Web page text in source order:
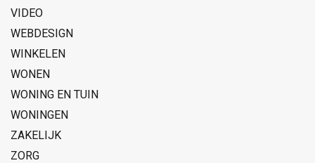
VIDEO
WEBDESIGN
WINKELEN
WONEN
WONING EN TUIN
WONINGEN
ZAKELIJK
ZORG